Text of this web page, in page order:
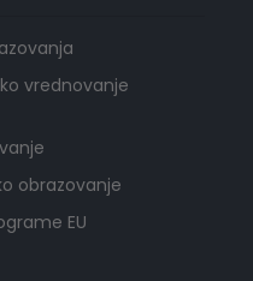
vrednovanje
obrazovanje
EU